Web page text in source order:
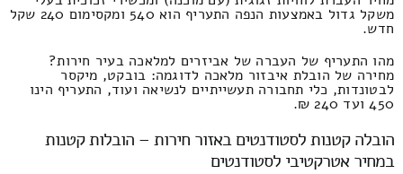
משקל גדול באמצעות הנפה התעריף הוא 540 ומקסימום 240 שקל
חדש.
מהו התעריף של העברה של אביזרים למלאכה בעיר חירות?
מחירה של הובלת איבזור מלאכה לדוגמה: בובקט, מיקסר
לבטונדות, כלי תחבורה תעשייתיים לנשיאה ועוד, התעריף הינו
450 ועד 240 ₪.
הובלה קטנות לסטודנטים באזור חירות – הובלות קטנות
במחיר אטרקטיבי לסטודנטים